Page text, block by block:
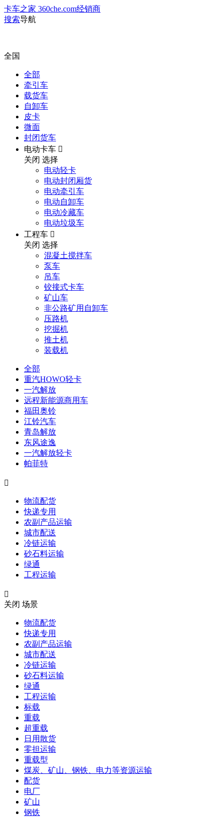
卡车之家 360che.com经销商
搜索导航
全国
全部
牵引车
载货车
自卸车
皮卡
微面
封闭货车
电动卡车 
关闭 选择
电动轻卡
电动封闭厢货
电动牵引车
电动自卸车
电动冷藏车
电动垃圾车
工程车 
关闭 选择
混凝土搅拌车
泵车
吊车
铰接式卡车
矿山车
非公路矿用自卸车
压路机
挖掘机
推土机
装载机
全部
重汽HOWO轻卡
一汽解放
远程新能源商用车
福田奥铃
江铃汽车
青岛解放
东风途逸
一汽解放轻卡
帕菲特

物流配货
快递专用
农副产品运输
城市配送
冷链运输
砂石料运输
绿通
工程运输

关闭 场景
物流配货
快递专用
农副产品运输
城市配送
冷链运输
砂石料运输
绿通
工程运输
标载
重载
超重载
日用散货
零担运输
重载型
煤炭、矿山、钢铁、电力等资源运输
配货
电厂
矿山
钢铁